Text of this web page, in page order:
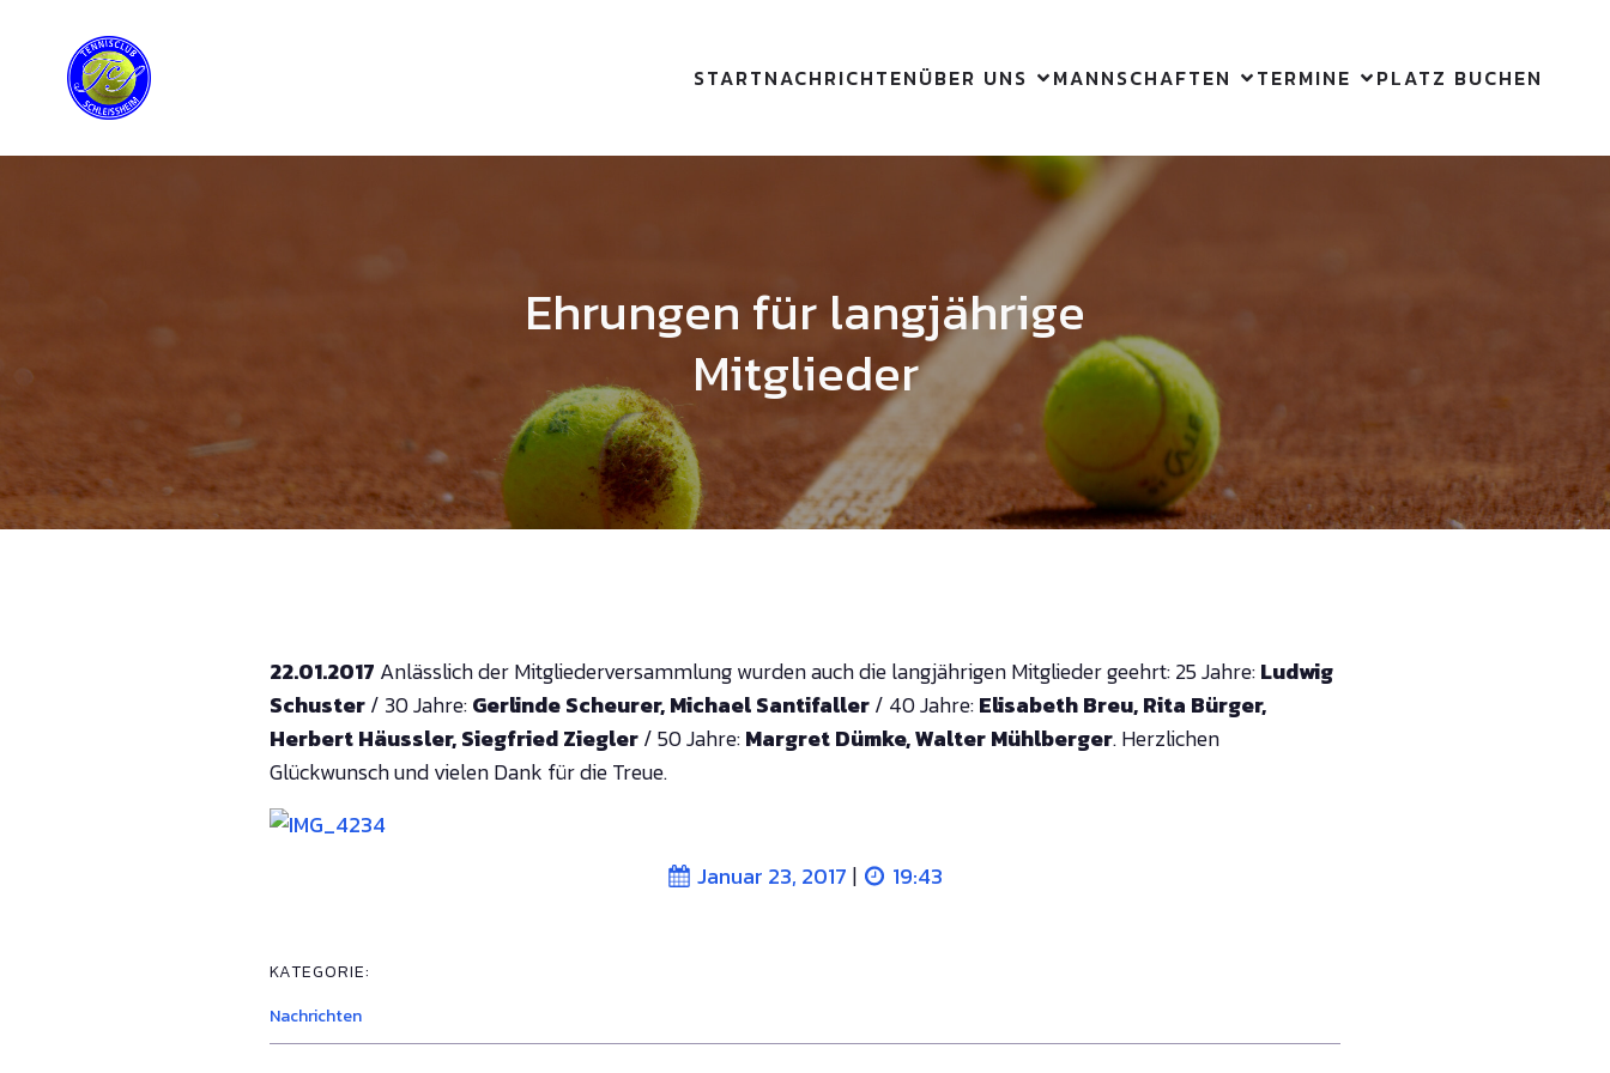
STARTNACHRICHTENÜBER UNS MANNSCHAFTEN TERMINE PLATZ BUCHEN
Ehrungen für langjährige
Mitglieder
22.01.2017 Anlässlich der Mitgliederversammlung wurden auch die langjährigen Mitglieder geehrt: 25 Jahre:Ludwig
Schuster/ 30 Jahre:Gerlinde Scheurer, Michael Santifaller/ 40 Jahre:Elisabeth Breu, Rita Bürger,
Herbert Häussler, Siegfried Ziegler/ 50 Jahre:Margret Dümke, Walter Mühlberger. Herzlichen
Glückwunsch und vielen Dank für die Treue.
Januar 23, 2017 | 19:43
KATEGORIE:
Nachrichten